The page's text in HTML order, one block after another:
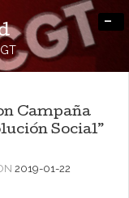
-
Campaña
Social”
2019-01-22